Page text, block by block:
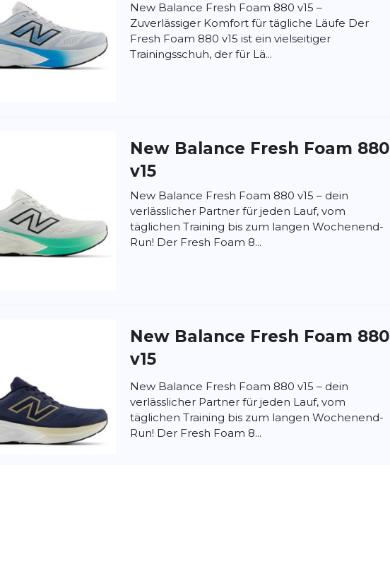
undNutzungsbedingungen
New Balance Fresh Foam 880 v15 –
Zuverlässiger Komfort für tägliche Läufe Der
Fresh Foam 880 v15 ist ein vielseitiger
Trainingsschuh, der für Lä...
New Balance Fresh Foam 880
v15
New Balance Fresh Foam 880 v15 – dein
verlässlicher Partner für jeden Lauf, vom
täglichen Training bis zum langen Wochenend-
Run! Der Fresh Foam 8...
New Balance Fresh Foam 880
v15
New Balance Fresh Foam 880 v15 – dein
verlässlicher Partner für jeden Lauf, vom
täglichen Training bis zum langen Wochenend-
Run! Der Fresh Foam 8...